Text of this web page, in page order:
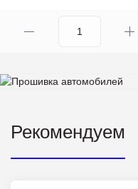
Рекомендуем